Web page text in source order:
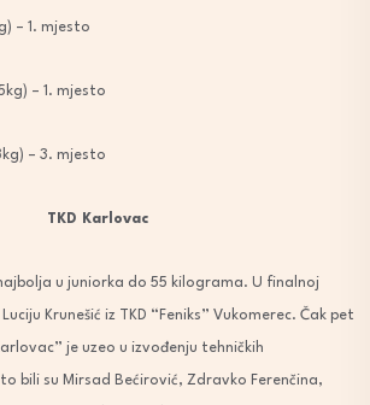
– 1. mjesto
– 1. mjesto
– 3. mjesto
u juniorka do 55 kilograma. U finalnoj
Krunešić iz TKD “Feniks” Vukomerec. Čak pet
je uzeo u izvođenju tehničkih
bili su Mirsad Bećirović, Zdravko Ferenčina,